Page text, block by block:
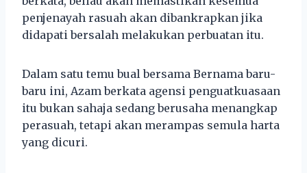
penjenayah rasuah akan dibankrapkan jika
didapati bersalah melakukan perbuatan itu.
Dalam satu temu bual bersama Bernama baru-
baru ini, Azam berkata agensi penguatkuasaan
itu bukan sahaja sedang berusaha menangkap
perasuah, tetapi akan merampas semula harta
yang dicuri.